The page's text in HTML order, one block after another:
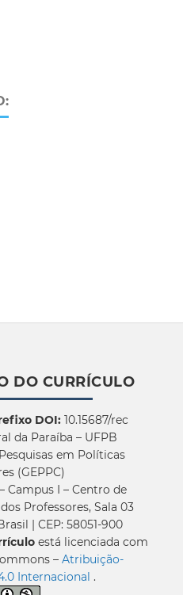
DO CURRÍCULO
DOI:10.15687/rec
da Paraíba – UFPB
em Políticas
(GEPPC)
Campus I – Centro de
Professores, Sala 03
| CEP: 58051-900
está licenciada com
– Atribuição-
Internacional .